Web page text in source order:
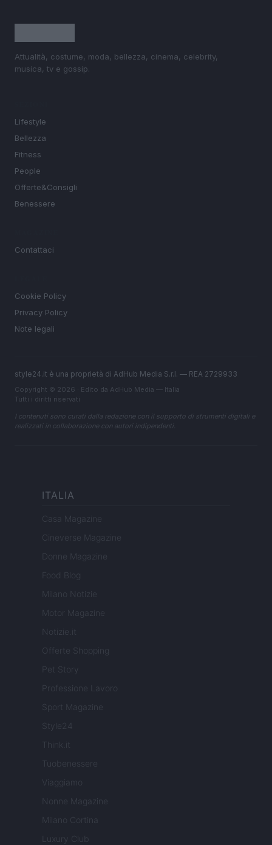
Attualità, costume, moda, bellezza, cinema, celebrity,
musica, tv e gossip.
Lifestyle
Bellezza
Fitness
People
Offerte&Consigli
Benessere
Contattaci
Cookie Policy
Privacy Policy
Note legali
style24.it è una proprietà di AdHub Media S.r.l. — REA 2729933
Copyright © 2026 · Edito da AdHub Media — Italia
Tutti i diritti riservati
I contenuti sono curati dalla redazione con il supporto di strumenti digitali e
realizzati in collaborazione con autori indipendenti.
ITALIA
Casa Magazine
Cineverse Magazine
Donne Magazine
Food Blog
Milano Notizie
Motor Magazine
Notizie.it
Offerte Shopping
Pet Story
Professione Lavoro
Sport Magazine
Style24
Think.it
Tuobenessere
Viaggiamo
Nonne Magazine
Milano Cortina
Luxury Club